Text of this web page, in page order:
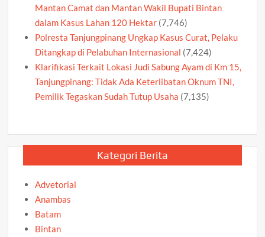
Mantan Camat dan Mantan Wakil Bupati Bintan
dalam Kasus Lahan 120 Hektar (7,746)
Polresta Tanjungpinang Ungkap Kasus Curat, Pelaku
Ditangkap di Pelabuhan Internasional (7,424)
Klarifikasi Terkait Lokasi Judi Sabung Ayam di Km 15,
Tanjungpinang: Tidak Ada Keterlibatan Oknum TNI,
Pemilik Tegaskan Sudah Tutup Usaha (7,135)
Kategori Berita
Advetorial
Anambas
Batam
Bintan